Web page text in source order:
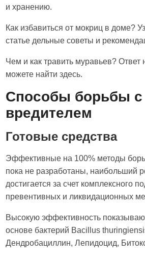
и хранению.
Как избавиться от мокриц в доме?
статье дельные советы и
Чем и как травить муравьев? Ответ
можете найти здесь.
Способы борьбы с
вредителем
Готовые средства
Эффективные на 100% методы
пока не разработаны, наибольший
достигается за счет комплексного
превентивных и ликвидационных
Высокую эффективность
основе бактерий Bacillus
Дендробациллин, Лепидоцид,